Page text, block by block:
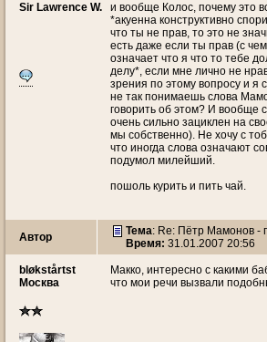
Sir Lawrence W.
и вообще Колос, почему это
*акуенна конструктивно
что ты не прав, то это не
есть даже если ты прав (с
означает что я что то тебе
делу*, если мне лично не
зрения по этому вопросу и я
не так понимаешь слова
говорить об этом? И вообще
очень сильно зациклен на
мы собственно). Не хочу с
что иногда слова означают
подумол милейший.
пошоль курить и пить чай.
Автор Тема: Re: Пётр Мамонов -
Время: 31.01.2007 20:56
bløkstårtst
Москва
Макко, интересно с какими
что мои речи вызвали